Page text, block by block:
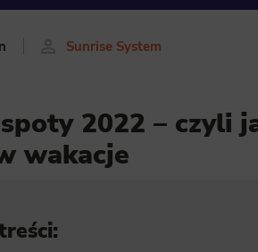
Sunrise System
2022 – czyli
wakacje